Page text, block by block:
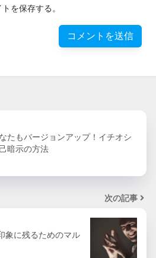
を保存する。
たもバージョンアップ！イチオシ
暗示の方法
次の記事
象に残るためのマル